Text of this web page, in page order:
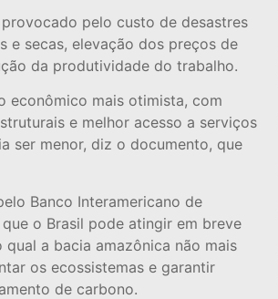
pelo custo de desastres
e secas, elevação dos preços de
da produtividade do trabalho.
econômico mais otimista, com
e melhor acesso a serviços
ser menor, diz o documento, que
Banco Interamericano de
o Brasil pode atingir em breve
a bacia amazônica não mais
os ecossistemas e garantir
de carbono.